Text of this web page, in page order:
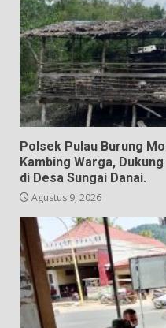
Polsek Pulau Burung
Kambing Warga,
di Desa Sungai Danai.
Agustus 9, 2026